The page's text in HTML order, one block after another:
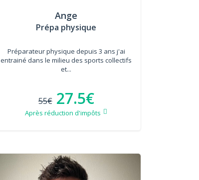
Ange
Prépa physique
Préparateur physique depuis 3 ans j'ai
entrainé dans le milieu des sports collectifs
et...
55€ 27.5€
Après réduction d'impôts